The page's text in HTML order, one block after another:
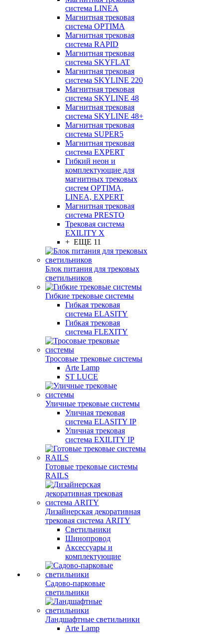
система LINEA
Магнитная трековая
система OPTIMA
Магнитная трековая
система RAPID
Магнитная трековая
система SKYFLAT
Магнитная трековая
система SKYLINE 220
Магнитная трековая
система SKYLINE 48
Магнитная трековая
система SKYLINE 48+
Магнитная трековая
система SUPER5
Магнитная трековая
система EXPERT
Гибкий неон и
комплектующие для
магнитных трековых
систем OPTIMA,
LINEA, EXPERT
Магнитная трековая
система PRESTO
Трековая система
EXILITY X
+ ЕЩЕ 11
Блок питания для трековых
светильников
Гибкие трековые системы
Гибкая трековая
система ELASITY
Гибкая трековая
система FLEXITY
Тросовые трековые системы
Arte Lamp
ST LUCE
Уличные трековые системы
Уличная трековая
система ELASITY IP
Уличная трековая
система EXILITY IP
Готовые трековые системы
RAILS
Дизайнерская декоративная
трековая система ARITY
Светильники
Шинопровод
Аксессуары и
комплектующие
Садово-парковые
светильники
Ландшафтные светильники
Arte Lamp